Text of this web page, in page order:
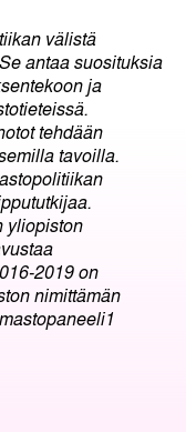
välistä
antaa suosituksia
ja
tehdään
tavoilla.
yliopiston
2019 on
nimittämän